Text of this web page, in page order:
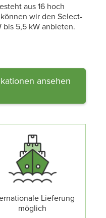
aus 16 hoch
wir den Select-
5,5 kW anbieten.
ansehen
Lieferung
möglich